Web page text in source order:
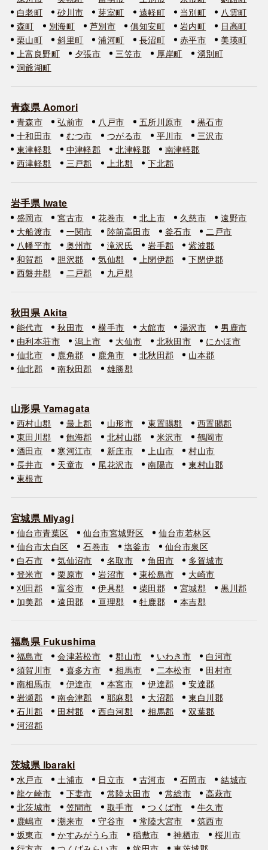
白老町
砂川市 芽室町 遠軽町 当別町
八雲町
森町
別海町 芦別市 俱知安町 岩内町
日高町
栗山町
斜里町 浦河町 長沼町 赤平市
美瑛町
上富良野町
夕張市 三笠市 厚岸町
湧別町
洞爺湖町
青森県 Aomori
青森市 弘前市 八戸市 五所川原市
黒石市
十和田市
むつ市 つがる市 平川市
三沢市
東津軽郡
中津軽郡 北津軽郡
南津軽郡
西津軽郡
三戸郡 上北郡 下北郡
岩手県 Iwate
盛岡市 宮古市 花巻市 北上市 久慈市
遠野市
大船渡市
一関市 陸前高田市 釜石市
二戸市
八幡平市
奥州市 滝沢氏 岩手郡
紫波郡
和賀郡
胆沢郡 気仙郡 上閉伊郡
下閉伊郡
西磐井郡
二戸郡 九戸郡
秋田県 Akita
能代市 秋田市 横手市 大館市 湯沢市
男鹿市
由利本荘市
潟上市 大仙市 北秋田市
にかほ市
仙北市
鹿角郡 鹿角市 北秋田郡
山本郡
仙北郡
南秋田郡 雄勝郡
山形県 Yamagata
西村山郡 最上郡 山形市 東置賜郡
西置賜郡
東田川郡
飽海郡 北村山郡 米沢市
鶴岡市
酒田市
寒河江市 新庄市 上山市
村山市
長井市
天童市 尾花沢市 南陽市
東村山郡
東根市
宮城県 Miyagi
仙台市青葉区 仙台市宮城野区
仙台市若林区
仙台市太白区
石巻市 塩釜市
仙台市泉区
白石市
気仙沼市 名取市 角田市
多賀城市
登米市
栗原市 岩沼市 東松島市
大崎市
刈田郡
富谷市 伊具郡 柴田郡 宮城郡
黒川郡
加美郡
遠田郡 亘理郡 牡鹿郡 本吉郡
福島県 Fukushima
福島市 会津若松市 郡山市 いわき市
白河市
須賀川市
喜多方市 相馬市 二本松市
田村市
南相馬市
伊達市 本宮市 伊達郡
安達郡
岩瀬郡
南会津郡 耶麻郡 大沼郡
東白川郡
石川郡
田村郡 西白河郡 相馬郡
双葉郡
河沼郡
茨城県 Ibaraki
水戸市 土浦市 日立市 古河市 石岡市
結城市
龍ケ崎市
下妻市 常陸太田市 常総市
高萩市
北茨城市
笠間市 取手市 つくば市
牛久市
鹿嶋市
潮来市 守谷市 常陸大宮市
筑西市
坂東市
かすみがうら市 稲敷市 神栖市
桜川市